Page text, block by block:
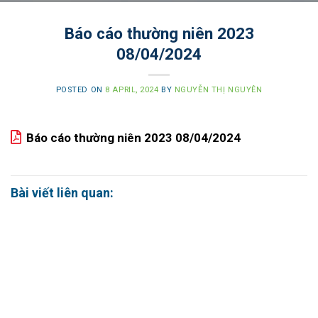
Báo cáo thường niên 2023
08/04/2024
POSTED ON 8 APRIL, 2024 BY NGUYỄN THỊ NGUYÊN
Báo cáo thường niên 2023 08/04/2024
Bài viết liên quan: